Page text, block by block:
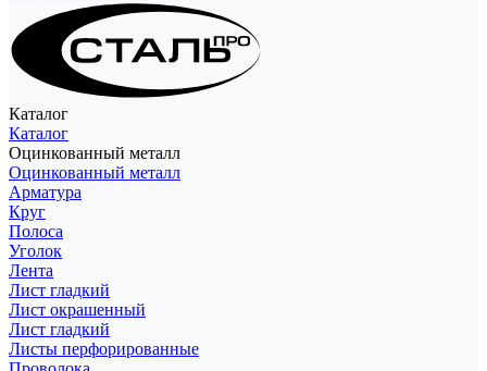
Каталог
Каталог
Оцинкованный металл
Оцинкованный металл
Арматура
Круг
Полоса
Уголок
Лента
Лист гладкий
Лист окрашенный
Лист гладкий
Листы перфорированные